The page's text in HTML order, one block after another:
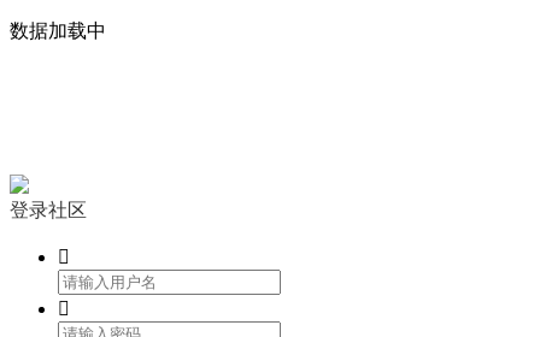
数据加载中
登录社区

